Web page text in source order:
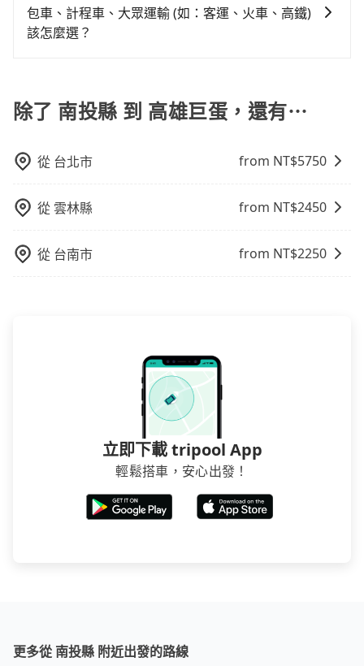
額外支出約560元的交通費，所以對於不是這麼趕時間的
人來說，預約tripool還是比較划算的。如果你是三人以
避免影響行車安全，請您務將寵物置入提籠或提袋內。
達或離開火車站，快捷便利。 包車：預定包車到達或離
開火車站，是最便利的，無需與人共乘、快速抵達。
款及司機服務。但如果您有特別需求，可透過電子郵件
booking@tripool.app聯繫我們，將有專人協助回覆確
包車、計程車、大眾運輸 (如：客運、火車、高鐵)
該怎麼選？
算。計程車最貴，而大眾運輸通常較便宜。 行程：需多
點停留的行程建議可選可客製化行程的包車，如果時間
車。 旅行人數：人數多時包車較方便舒適且每個人攤提
車。 時間：需在特定時間到達目的地可選包車或計程
車，不趕時間即可選用大眾運輸。 便利性：需要便利性
和方便性可選包車和計程車，喜歡探險和體驗當地文化
則可搭乘大眾運輸。
除了 南投縣 到 高雄巨蛋，還有⋯
從 台北市 from NT$5750
從雲林縣 from NT$2450
從 台南市 from NT$2250
立即下載 tripool App
輕鬆搭車，安心出發！
更多從 南投縣 附近出發的路線